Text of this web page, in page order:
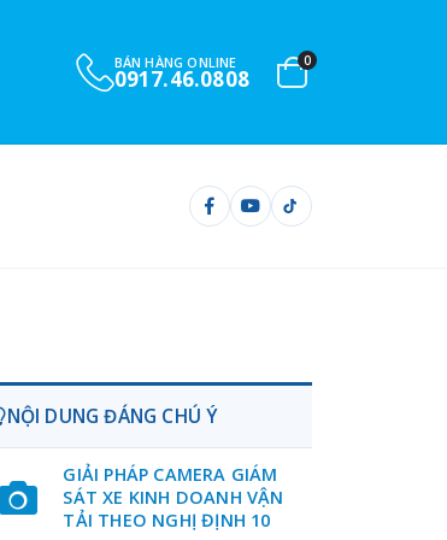
BÁN HÀNG ONLINE
0917.46.0808
0
NỘI DUNG ĐÁNG CHÚ Ý
GIẢI PHÁP CAMERA GIÁM
SÁT XE KINH DOANH VẬN
TẢI THEO NGHỊ ĐỊNH 10